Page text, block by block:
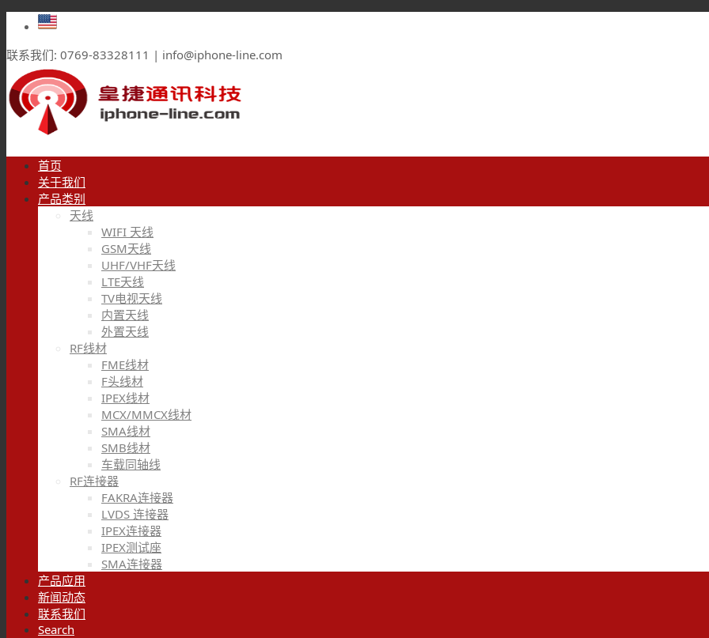
联系我们: 0769-83328111 | info@iphone-line.com
首页
关于我们
产品类别
天线
WIFI 天线
GSM天线
UHF/VHF天线
LTE天线
TV电视天线
内置天线
外置天线
RF线材
FME线材
F头线材
IPEX线材
MCX/MMCX线材
SMA线材
SMB线材
车载同轴线
RF连接器
FAKRA连接器
LVDS 连接器
IPEX连接器
IPEX测试座
SMA连接器
产品应用
新闻动态
联系我们
Search